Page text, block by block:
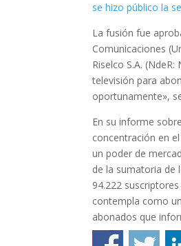
se hizo público la
La fusión fue
Comunicaciones
Riselco S.A.
televisión para
oportunamente»,
En su informe
concentración en
un poder de
de la sumatoria de
94.222
contempla como
abonados que